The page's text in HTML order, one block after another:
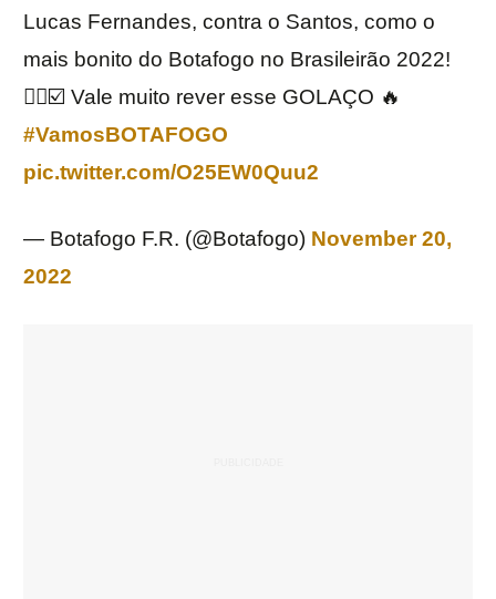
Lucas Fernandes, contra o Santos, como o
mais bonito do Botafogo no Brasileirão 2022!
👌🏼☑️ Vale muito rever esse GOLAÇO 🔥
#VamosBOTAFOGO
pic.twitter.com/O25EW0Quu2
— Botafogo F.R. (@Botafogo) November 20,
2022